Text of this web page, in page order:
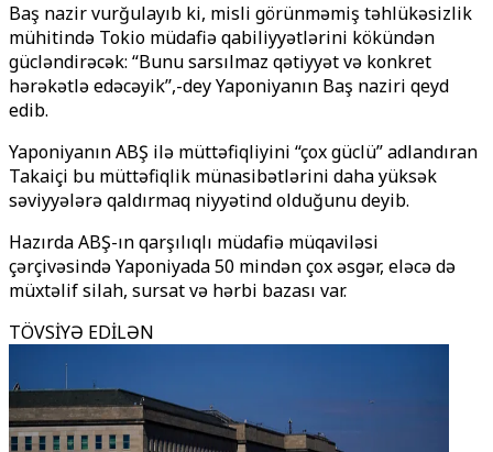
Baş nazir vurğulayıb ki, misli görünməmiş təhlükəsizlik
mühitində Tokio müdafiə qabiliyyətlərini kökündən
gücləndirəcək: “Bunu sarsılmaz qətiyyət və konkret
hərəkətlə edəcəyik’’,-deyә Yaponiyanın Baş naziri qeyd
edib.
Yaponiyanın ABŞ ilə müttəfiqliyini “çox güclü” adlandıran
Takaiçi bu müttəfiqlik münasibətlərini daha yüksək
səviyyələrə qaldırmaq niyyətindә olduğunu deyib.
Hazırda ABŞ-ın qarşılıqlı müdafiə müqaviləsi
çərçivəsində Yaponiyada 50 mindən çox əsgər, eləcə də
müxtəlif silah, sursat və hərbi bazası var.
TÖVSİYƏ EDİLƏN